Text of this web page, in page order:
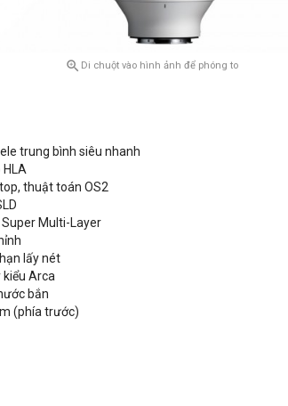
 Di chuột vào hình ảnh để phóng to
trung bình siêu nhanh
HLA
thuật toán OS2
Super Multi-Layer
lấy nét
kiểu Arca
bắn
(phía trước)